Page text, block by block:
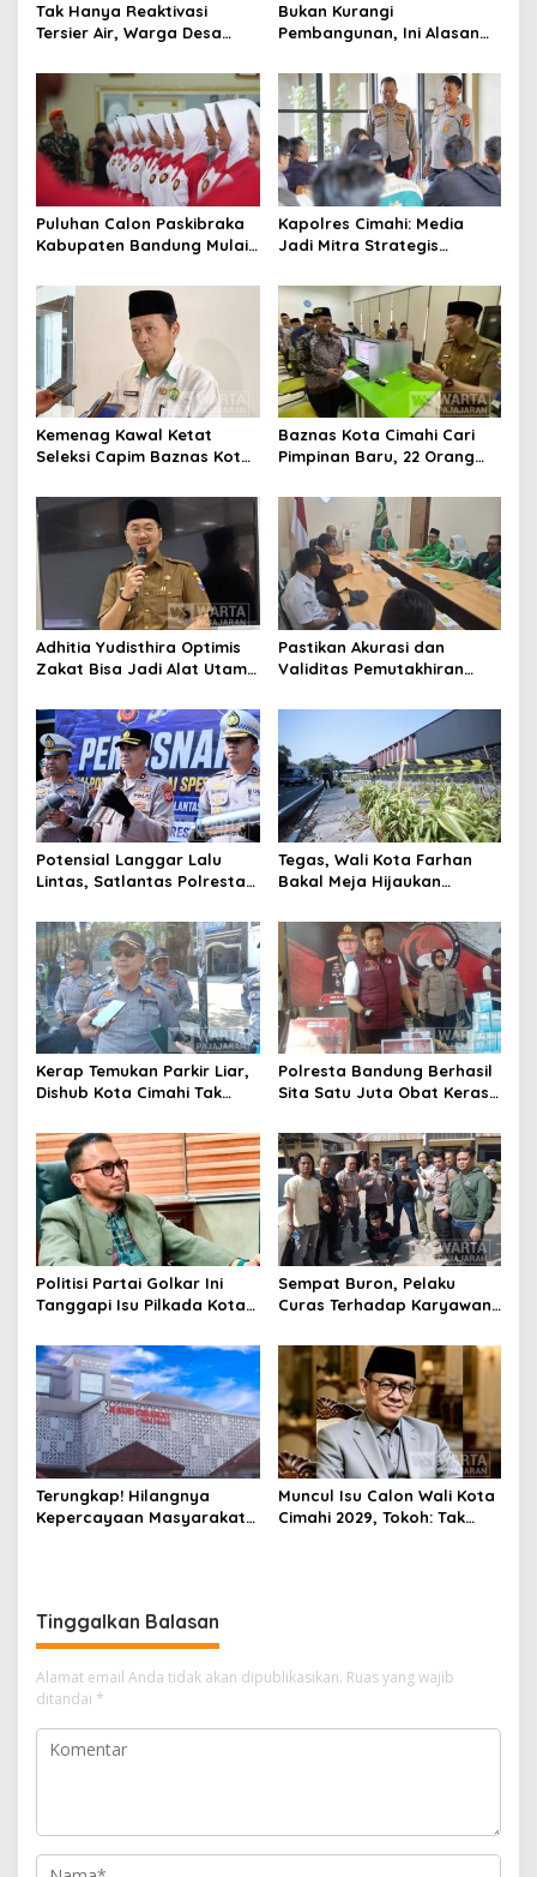
Tak Hanya Reaktivasi
Tersier Air, Warga Desa
Alternatif di Padalarang
Bukan Kurangi
Pembangunan, Ini Alasan
Pengurangan Belanja
Daerah
Puluhan Calon Paskibraka
Kabupaten Bandung Mulai
Kapolres Cimahi: Media
Jadi Mitra Strategis
Publik
Kemenag Kawal Ketat
Seleksi Capim Baznas Kota
Komisioner Baznas
Berintegritas
Baznas Kota Cimahi Cari
Pimpinan Baru, 22 Orang
Adhitia Yudisthira Optimis
Zakat Bisa Jadi Alat Utama
Kota Cimahi
Pastikan Akurasi dan
Validitas Pemutakhiran
Cimahi Lakukan
Potensial Langgar Lalu
Lintas, Satlantas Polresta
Motor Berknalpot Brong
Tegas, Wali Kota Farhan
Bakal Meja Hijaukan
Riau
Kerap Temukan Parkir Liar,
Dishub Kota Cimahi Tak
Pembinaan
Polresta Bandung Berhasil
Sita Satu Juta Obat Keras
Kasus Narkoba
Politisi Partai Golkar Ini
Tanggapi Isu Pilkada Kota
Sempat Buron, Pelaku
Curas Terhadap Karyawan
Ditangkap Polisi
Terungkap! Hilangnya
Kepercayaan Masyarakat
Muncul Isu Calon Wali Kota
Cimahi 2029, Tokoh: Tak
Tinggalkan Balasan
Alamat email Anda tidak akan dipublikasikan. Ruas yang wajib
ditandai *